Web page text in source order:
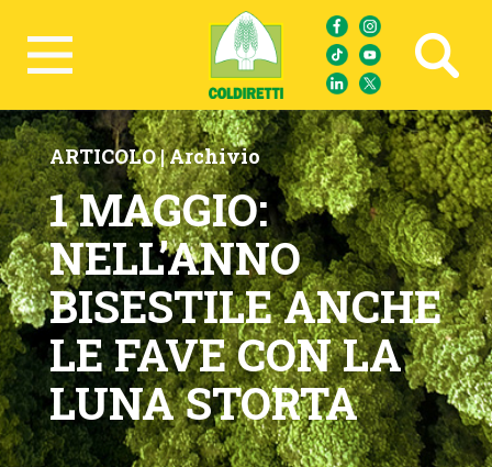
Ricerca avanzata
ARTICOLO |Archivio
1 MAGGIO:
NELL’ANNO
BISESTILE ANCHE
LE FAVE CON LA
LUNA STORTA